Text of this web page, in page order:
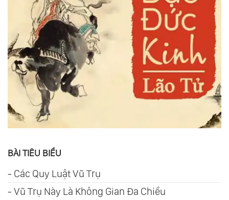
BÀI TIÊU BIỂU
- Các Quy Luật Vũ Trụ
- Vũ Trụ Này Là Không Gian Đa Chiều